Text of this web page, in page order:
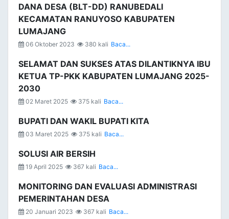
DANA DESA (BLT-DD) RANUBEDALI
KECAMATAN RANUYOSO KABUPATEN
LUMAJANG
06 Oktober 2023 380 kali Baca...
SELAMAT DAN SUKSES ATAS DILANTIKNYA IBU
KETUA TP-PKK KABUPATEN LUMAJANG 2025-
2030
02 Maret 2025 375 kali Baca...
BUPATI DAN WAKIL BUPATI KITA
03 Maret 2025 375 kali Baca...
SOLUSI AIR BERSIH
19 April 2025 367 kali Baca...
MONITORING DAN EVALUASI ADMINISTRASI
PEMERINTAHAN DESA
20 Januari 2023 367 kali Baca...